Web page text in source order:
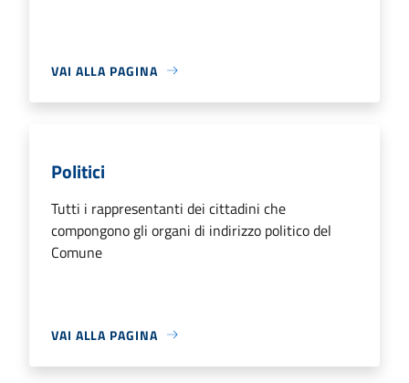
VAI ALLA PAGINA
Politici
Tutti i rappresentanti dei cittadini che
compongono gli organi di indirizzo politico del
Comune
VAI ALLA PAGINA